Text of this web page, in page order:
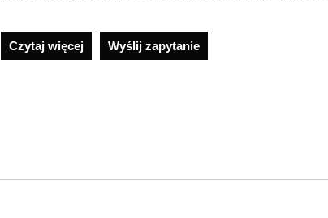
Czytaj więcej Wyślij zapytanie